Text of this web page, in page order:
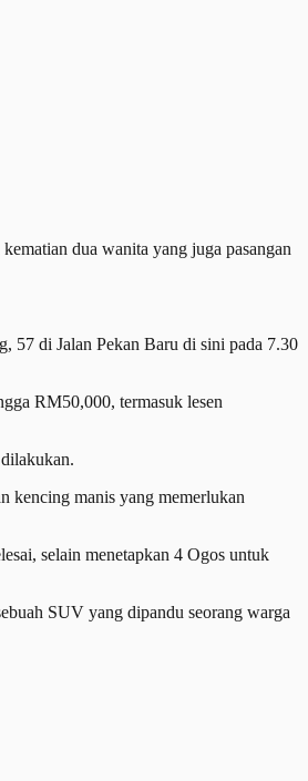
dua wanita yang juga pasangan
57 di Jalan Pekan Baru di sini pada 7.30
RM50,000, termasuk lesen
kencing manis yang memerlukan
selain menetapkan 4 Ogos untuk
SUV yang dipandu seorang warga